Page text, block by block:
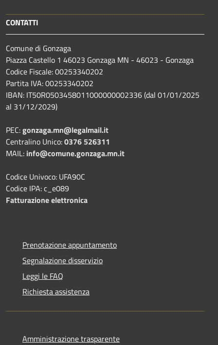
CONTATTI
Comune di Gonzaga
Piazza Castello 1 46023 Gonzaga MN - 46023 - Gonzaga
Codice Fiscale: 00253340202
Partita IVA: 00253340202
IBAN: IT50R0503458011000000002336 (dal 01/01/2025
al 31/12/2029)
PEC:gonzaga.mn@legalmail.it
Centralino Unico:0376 526311
MAIL: info@comune.gonzaga.mn.it
Codice Univoco: UFA90C
Codice IPA: c_e089
Fatturazione elettronica
Prenotazione appuntamento
Segnalazione disservizio
Leggi le FAQ
Richiesta assistenza
Amministrazione trasparente